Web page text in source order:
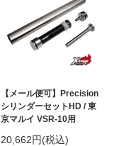
【メール便可】Precision
シリンダーセットHD / 東
京マルイ VSR-10用
20,662円(税込)